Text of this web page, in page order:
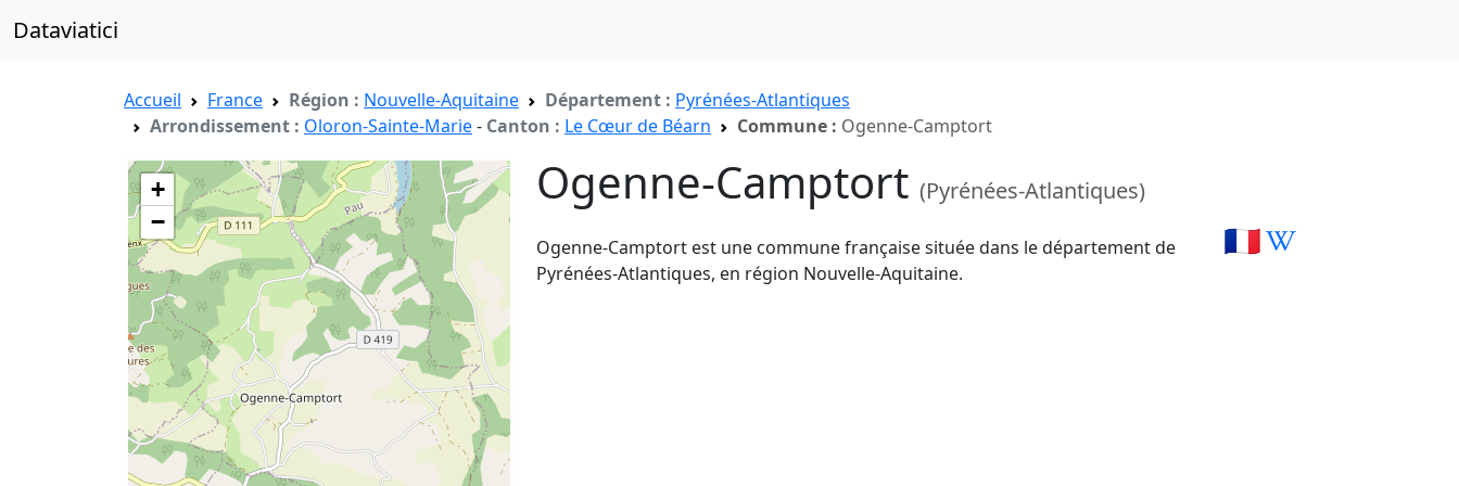
Dataviatici
Accueil France Région : Nouvelle-Aquitaine Département : Pyrénées-Atlantiques
Arrondissement : Oloron-Sainte-Marie- Canton : Le Cœur de Béarn Commune : Ogenne-Camptort
+
−
Ogenne-Camptort (Pyrénées-Atlantiques)
Ogenne-Camptort est une commune française située dans le département de
Pyrénées-Atlantiques, en région Nouvelle-Aquitaine.
🇫🇷